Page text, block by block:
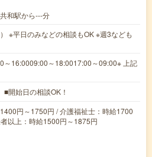
和駅から---分
※平日のみなどの相談もOK ※週3なども
～16:0009:00～18:0017:00～09:00※ 上記
開始日の相談OK！
円～1750円 / 介護福祉士：時給1700
以上：時給1500円～1875円